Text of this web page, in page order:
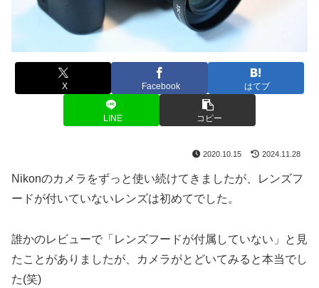
X Facebook はてブ
LINE コピー
2020.10.15 2024.11.28
Nikonのカメラをずっと使い続けてきましたが、レンズフ
ードが付いていないレンズは初めてでした。
誰かのレビューで「レンズフードが付属していない」と見
たことがありましたが、カメラがとどいてみると本当でし
た(笑)